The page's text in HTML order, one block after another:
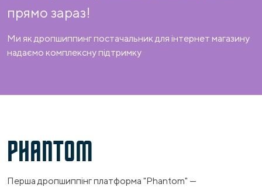
прямо зараз!
Ми як дропшиппинг постачальник для інтернет магазину
надаємо комплексну підтримку
PHANTOM
Перша дропшиппінг платформа "Phantom" —